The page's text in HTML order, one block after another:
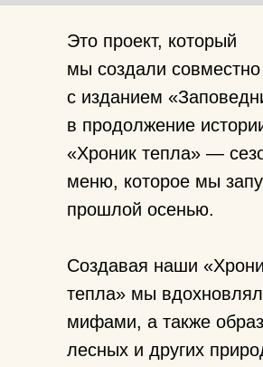
Это проект, который
мы создали совместно
с изданием
в продолжение
«Хроник тепла» —
меню, которое мы
прошлой осенью.
Создавая наши
тепла» мы
мифами, а также
лесных и других